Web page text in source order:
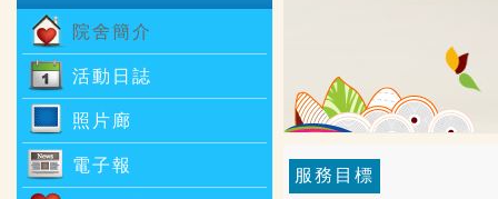
院舍簡介
活動日誌
照片廊
電子報
服務目標